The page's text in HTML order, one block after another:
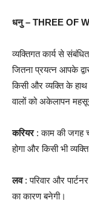
धनु – THREE OF
व्यक्तिगत कार्य से
जितना प्रयत्न आपके
किसी और व्यक्ति के
वालों को अकेलापन
करियर : काम की जगह
होगा और किसी भी
लव: परिवार और
का कारण बनेगी।